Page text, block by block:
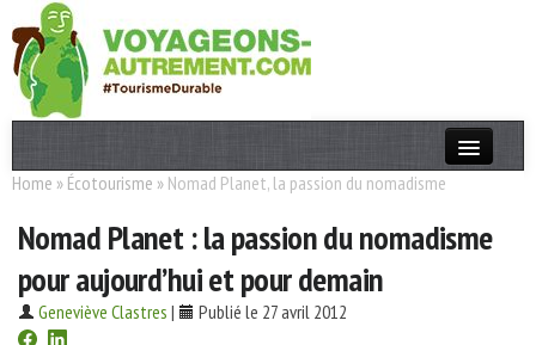
Actualités
T. Responsable
Destinations
Acteurs
Home » Écotourisme » Nomad Planet, la passion du nomadisme
Nomad Planet : la passion du nomadisme
pour aujourd’hui et pour demain
Geneviève Clastres | Publié le 27 avril 2012